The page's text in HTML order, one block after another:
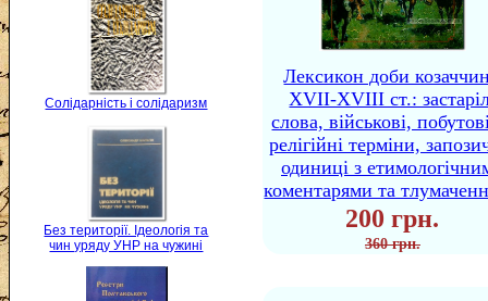
Солідарність і солідаризм
Без території. Ідеологія та
чин уряду УНР на чужині
Лексикон доби
XVII-XVIII ст.:
слова, військові,
релігійні терміни,
одиниці з
коментарями та
200 грн.
360 грн.